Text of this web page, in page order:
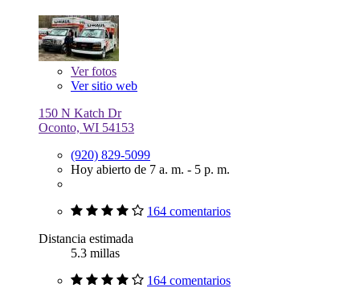
Verfotos
Ver sitio web
150 N Katch Dr
Oconto, WI 54153
(920) 829-5099
Hoy abierto de 7 a. m. - 5 p. m.
164 comentarios
Distancia estimada
5.3 millas
164 comentarios